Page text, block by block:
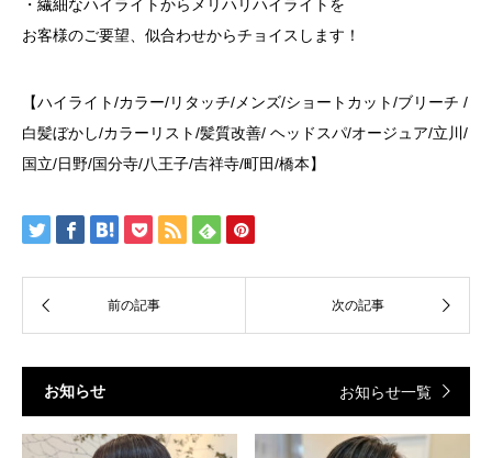
・繊細なハイライトからメリハリハイライトを
お客様のご要望、似合わせからチョイスします！
【ハイライト/カラー/リタッチ/メンズ/ショートカット/ブリーチ /
白髪ぼかし/カラーリスト/髪質改善/ ヘッドスパ/オージュア/立川/
国立/日野/国分寺/八王子/吉祥寺/町田/橋本】
お知らせ お知らせ一覧